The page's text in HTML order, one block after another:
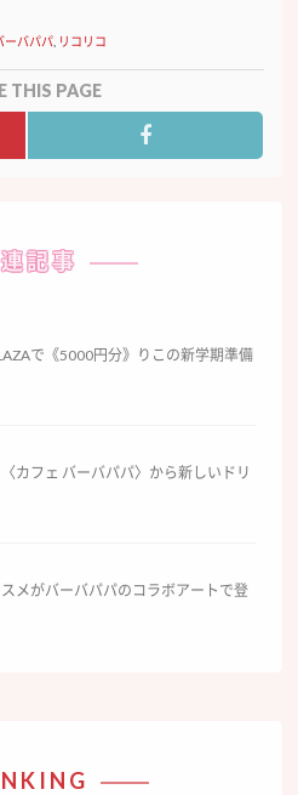
ーバパパ リコリコ
THIS PAGE
記事
で《5000円分》りこの新学期準備
〈カフェ バーバパパ〉から新しいドリ
メがバーバパパのコラボアートで登